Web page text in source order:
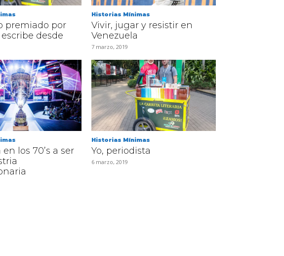
premiado por
desde
Historias Mínimas
Vivir, jugar y resistir en
Venezuela
7 marzo, 2019
los 70’s a ser
Historias Mínimas
Yo, periodista
6 marzo, 2019